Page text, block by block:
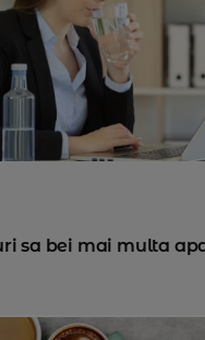
sa bei mai multa